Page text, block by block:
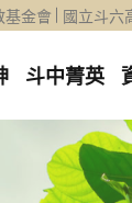
基金會 國立斗六
斗中菁英